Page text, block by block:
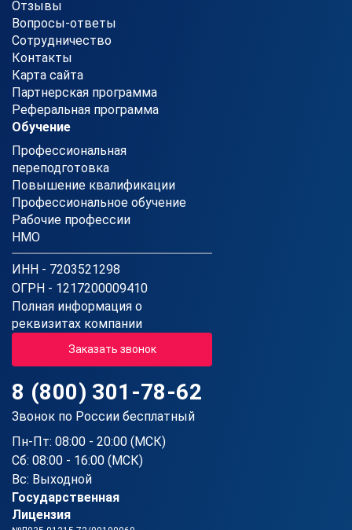
Отзывы
Вопросы-ответы
Сотрудничество
Контакты
Карта сайта
Партнерская программа
Реферальная программа
Обучение
Профессиональная
переподготовка
Повышение квалификации
Профессиональное обучение
Рабочие профессии
НМО
ИНН - 7203521298
ОГРН - 1217200009410
Полная информация о
реквизитах компании
Заказать звонок
8 (800) 301-78-62
Звонок по России бесплатный
Пн-Пт: 08:00 - 20:00 (МСК)
Сб: 08:00 - 16:00 (МСК)
Вс: Выходной
Государственная
Лицензия